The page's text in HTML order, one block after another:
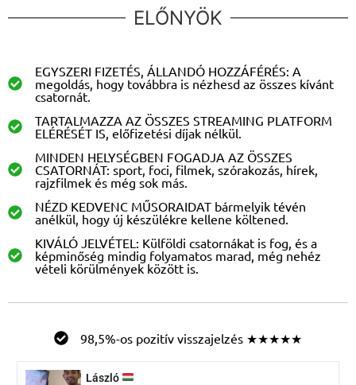
ELŐNYÖK
EGYSZERI FIZETÉS, ÁLLANDÓ HOZZÁFÉRÉS: A
megoldás, hogy továbbra is nézhesd az összes kívánt
csatornát.
TARTALMAZZA AZ ÖSSZES STREAMING PLATFORM
ELÉRÉSÉT IS, előfizetési díjak nélkül.
MINDEN HELYSÉGBEN FOGADJA AZ ÖSSZES
CSATORNÁT: sport, foci, filmek, szórakozás, hírek,
rajzfilmek és még sok más.
NÉZD KEDVENC MŰSORAIDAT bármelyik tévén
anélkül, hogy új készülékre kellene költened.
KIVÁLÓ JELVÉTEL: Külföldi csatornákat is fog, és a
képminőség mindig folyamatos marad, még nehéz
vételi körülmények között is.
98,5%-os pozitív visszajelzés ★★★★★
László